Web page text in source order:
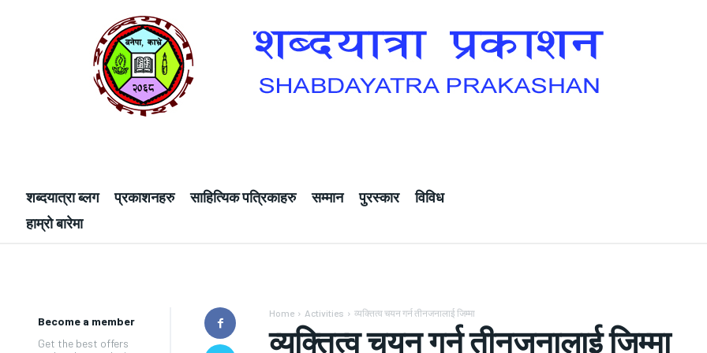
शब्दयात्रा ब्लग प्रकाशनहरु साहित्यिक पत्रिकाहरु सम्मान पुरस्कार
विविध
हाम्रो बारेमा
Become a member
Get the best offers
Home Activities व्यक्तित्व चयन गर्न तीनजनालाई जिम्मा
व्यक्तित्व चयन गर्न तीनजनालाई जिम्मा